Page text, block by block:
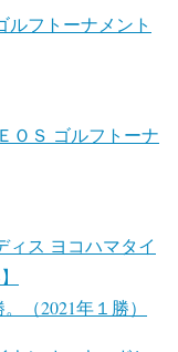
ルフトーナメント
ＯＳ ゴルフトーナ
ィス ヨコハマタイ
（2021年１勝）